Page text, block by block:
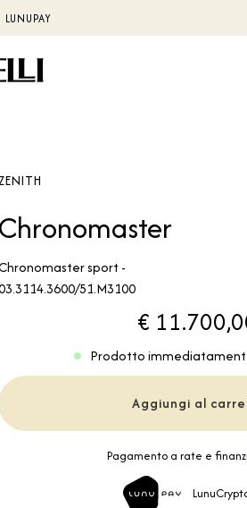
Chronomaster
sport -
51.M3100
€
Prodotto
Aggiungi al
Pagamento a rate e